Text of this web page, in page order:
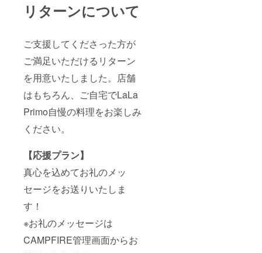
リターンについて
ご支援してくださった方が
ご満足いただけるリターン
を用意いたしました。店舗
はもちろん、ご自宅でLaLa
Primo自慢の料理をお楽しみ
ください。
【応援プラン】
真心を込めてお礼のメッ
セージをお送りいたしま
す！
※お礼のメッセージは
CAMPFIRE管理画面からお